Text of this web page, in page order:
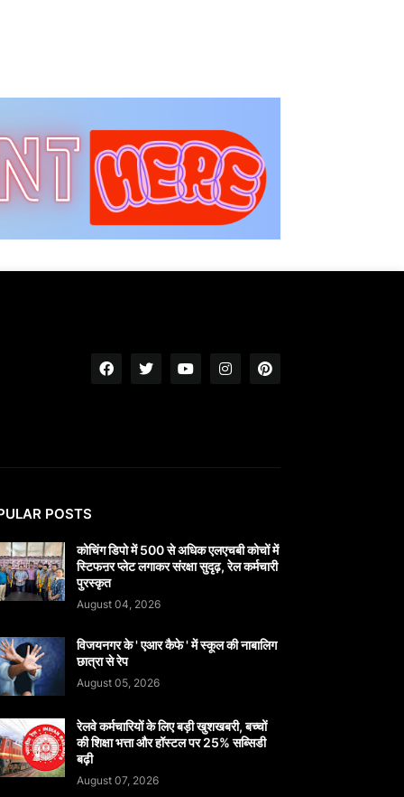
POSTS
कोचिंग डिपो में 500 से अधिक एलएचबी कोचों में
स्टिफऩर प्लेट लगाकर संरक्षा सुदृढ़, रेल कर्मचारी
पुरस्कृत
August 04, 2026
विजयनगर के ' एआर कैफे ' में स्कूल की नाबालिग
छात्रा से रेप
August 05, 2026
रेलवे कर्मचारियों के लिए बड़ी खुशखबरी, बच्चों
की शिक्षा भत्ता और हॉस्टल पर 25% सब्सिडी
बढ़ी
August 07, 2026